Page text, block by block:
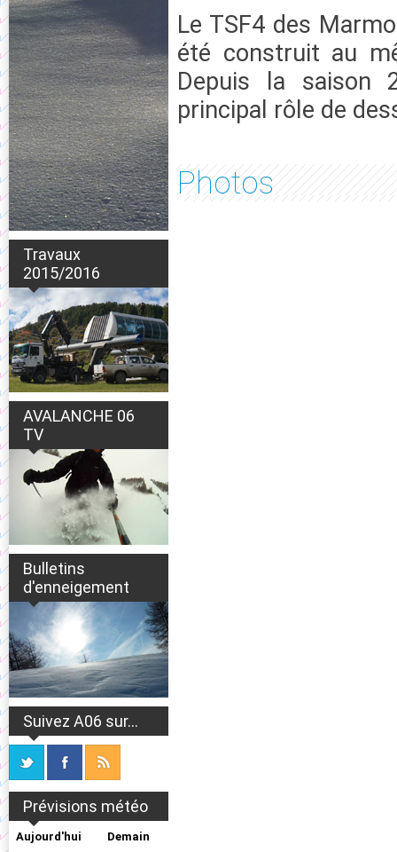
Travaux
2015/2016
AVALANCHE 06
TV
Bulletins
d'enneigement
Suivez A06 sur...
Prévisions météo
Aujourd'hui Demain
Le TSF4 des
été construit au
Depuis la saison
principal rôle de
Photos